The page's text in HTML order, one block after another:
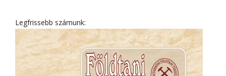
Legfrissebb számunk: